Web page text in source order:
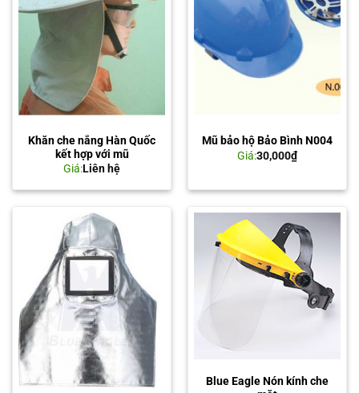
Khăn che nắng Hàn Quốc
kết hợp với mũ
Giá:Liên hệ
Mũ bảo hộ Bảo Bình N004
Giá:30,000₫
Blue Eagle Nón kính che